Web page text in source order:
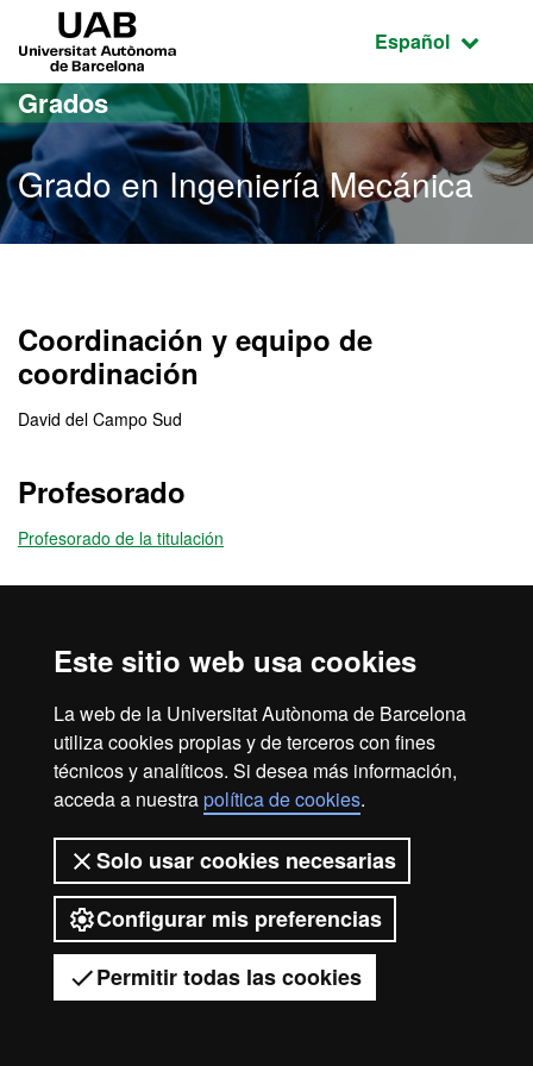
Este sitio web usa cookies
La web de la Universitat Autònoma de Barcelona
utiliza cookies propias y de terceros con fines
técnicos y analíticos. Si desea más información,
acceda a nuestrapolítica de cookies.
Solo usar cookies necesarias
Configurar mis preferencias
Permitir todas las cookies
Acceso al contenido principal
Acceso a la navegación de la página
Idioma
Español
Grados
Grado en Ingeniería Mecánica
Tienes dudas?
Coordinación y equipo de
coordinación
David del Campo Sud
Profesorado
Profesorado de la titulación
2026 Universitat Autònoma de
Barcelona